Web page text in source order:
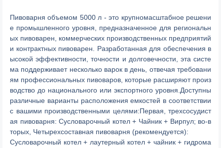
Пивоварня объемом 5000 л - это крупномасштабное решени
е промышленного уровня, предназначенное для региональн
ых пивоварен, коммерческих производственных предприятий
и контрактных пивоварен. Разработанная для обеспечения в
ысокой эффективности, точности и долговечности, эта систе
ма поддерживает несколько варок в день, отвечая требовани
ям профессиональных пивоваров, которые расширяют произ
водство до национального или экспортного уровня.Доступны
различные варианты расположения емкостей в соответствии
с вашими производственными целями:Первая, трехсосудист
ая пивоварня: Сусловарочный котел + Чайник + Вирпул; во-в
торых, Четырехсоставная пивоварня (рекомендуется):
Сусловарочный котел + лаутерный котел + чайник + гидрома